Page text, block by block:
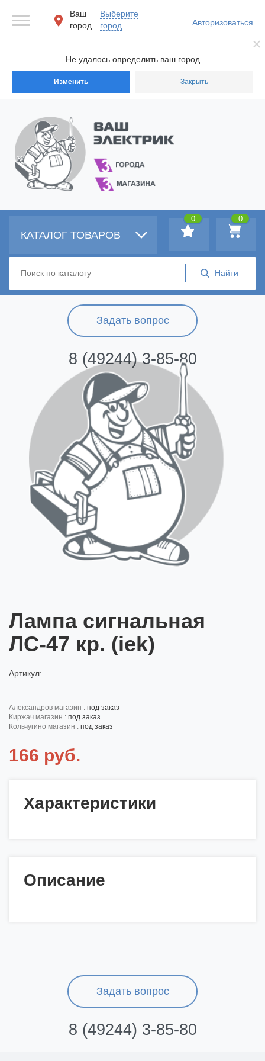
Не удалось определить ваш город
Изменить Закрыть
Ваш
город
Выберите
город
Авторизоваться
Задать вопрос
8 (49244) 3-85-80
КАТАЛОГ ТОВАРОВ
0
0
Лампа сигнальная
ЛС-47 кр. (iek)
Артикул:
александров магазин : под заказ
киржач магазин : под заказ
кольчугино магазин : под заказ
166 руб.
Характеристики
Описание
Задать вопрос
8 (49244) 3-85-80